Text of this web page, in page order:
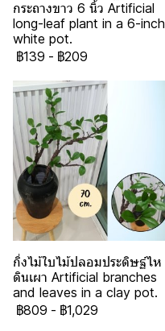
กระถางขาว 6 นิ้ว Artificial
long-leaf plant in a 6-inch
white pot.
฿139 - ฿209
กิ่งไม้ใบไม้ปลอมประดิษฐ์ไห
ดินเผา Artificial branches
and leaves in a clay pot.
฿809 - ฿1,029